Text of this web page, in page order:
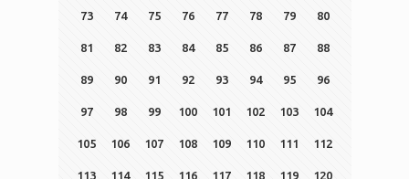
73 74 75 76 77 78 79 80
81 82 83 84 85 86 87 88
89 90 91 92 93 94 95 96
97 98 99 100 101 102 103 104
105 106 107 108 109 110 111 112
113 114 115 116 117 118 119 120